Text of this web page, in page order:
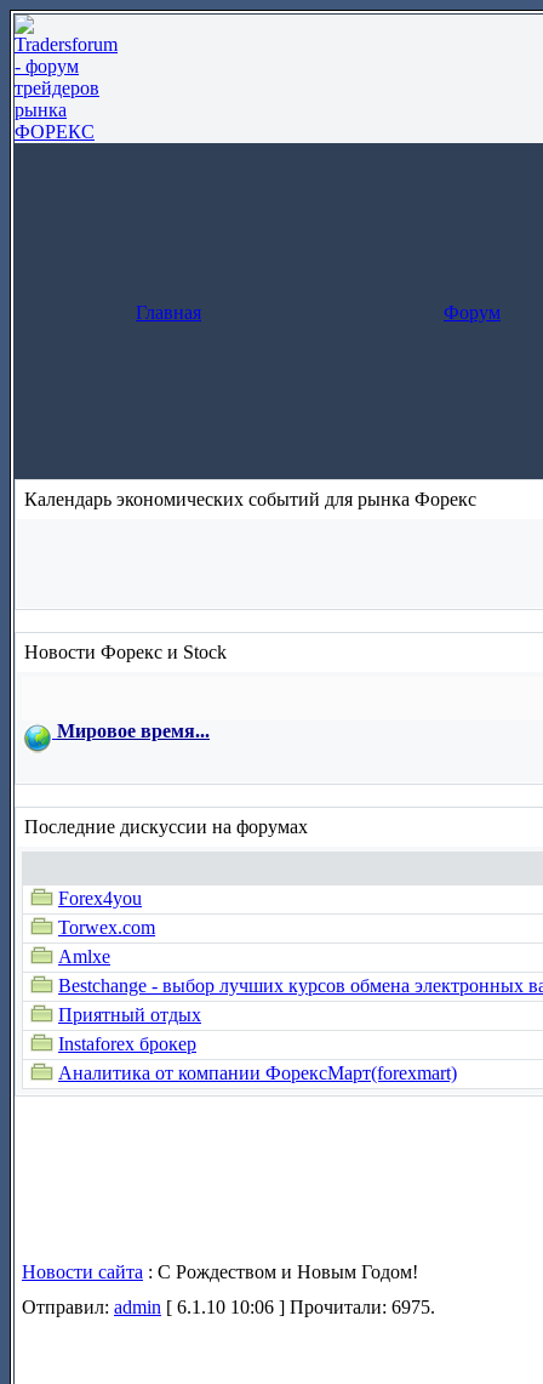
Главная Форум
Календарь экономических событий для рынка Форекс
Новости Форекс и Stock
Мировое время...
Последние дискуссии на форумах
Forex4you
Torwex.com
Amlxe
Bestchange - выбор лучших курсов обмена электронных
Приятный отдых
Instaforex брокер
Аналитика от компании ФорексМарт(forexmart)
Новости сайта : С Рождеством и Новым Годом!
Отправил: admin [ 6.1.10 10:06 ] Прочитали: 6975.